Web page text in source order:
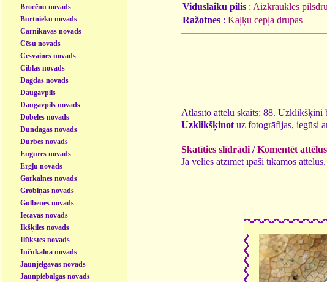
Brocēnu novads
Burtnieku novads
Carnikavas novads
Cēsu novads
Cesvaines novads
Ciblas novads
Dagdas novads
Daugavpils
Daugavpils novads
Dobeles novads
Dundagas novads
Durbes novads
Engures novads
Ērgļu novads
Garkalnes novads
Grobiņas novads
Gulbenes novads
Iecavas novads
Ikšķiles novads
Ilūkstes novads
Inčukalna novads
Jaunjelgavas novads
Jaunpiebalgas novads
Viduslaiku pilis : Aizkraukles
Ražotnes : Kaļķu cepļa drupas
Atlasīto attēlu skaits: 88. Uzklikšķini
Uzklikšķinot uz fotogrāfijas, iegūsi
Skatīties slīdrādi /Komentēt
Ja vēlies atzīmēt īpaši tīkamos